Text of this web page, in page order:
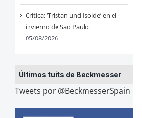
Crítica: ‘Tristan und Isolde’ en el
invierno de Sao Paulo
05/08/2026
Últimos tuits de Beckmesser
Tweets por @BeckmesserSpain